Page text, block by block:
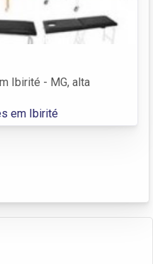
Ibirité - MG, alta
em Ibirité